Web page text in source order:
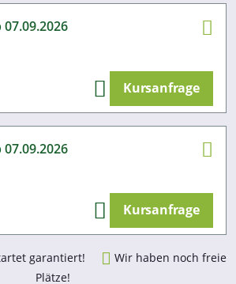
Kursanfrage
Kursanfrage
garantiert!
Wir haben noch freie
Plätze!